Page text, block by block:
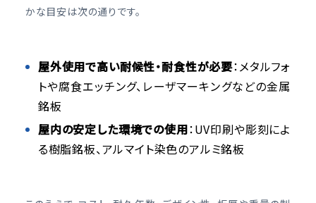
かな目安は次の通りです。
屋外使用で高い耐候性・耐食性が必要：メタルフォ
トや腐食エッチング、レーザマーキングなどの金属
銘板
屋内の安定した環境での使用：UV印刷や彫刻によ
る樹脂銘板、アルマイト染色のアルミ銘板